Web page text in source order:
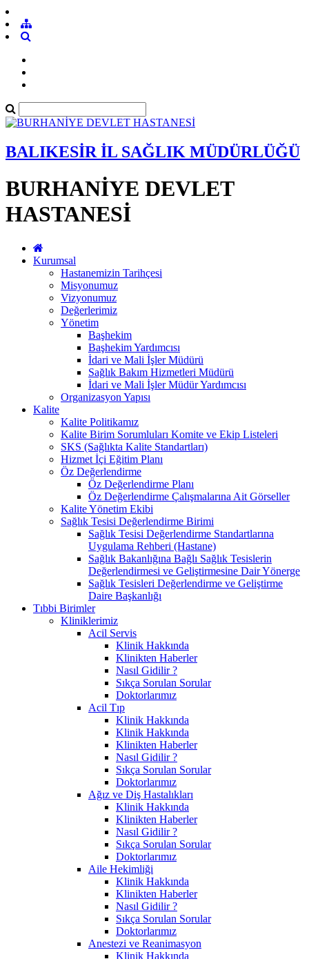
BALIKESİR İL SAĞLIK MÜDÜRLÜĞÜ
BURHANİYE DEVLET
HASTANESİ
Kurumsal
Hastanemizin Tarihçesi
Misyonumuz
Vizyonumuz
Değerlerimiz
Yönetim
Başhekim
Başhekim Yardımcısı
İdari ve Mali İşler Müdürü
Sağlık Bakım Hizmetleri Müdürü
İdari ve Mali İşler Müdür Yardımcısı
Organizasyon Yapısı
Kalite
Kalite Politikamız
Kalite Birim Sorumluları Komite ve Ekip Listeleri
SKS (Sağlıkta Kalite Standartları)
Hizmet İçi Eğitim Planı
Öz Değerlendirme
Öz Değerlendirme Planı
Öz Değerlendirme Çalışmalarına Ait Görseller
Kalite Yönetim Ekibi
Sağlık Tesisi Değerlendirme Birimi
Sağlık Tesisi Değerlendirme Standartlarına
Uygulama Rehberi (Hastane)
Sağlık Bakanlığına Bağlı Sağlık Tesislerin
Değerlendirmesi ve Geliştirmesine Dair Yönerge
Sağlık Tesisleri Değerlendirme ve Geliştirme
Daire Başkanlığı
Tıbbi Birimler
Kliniklerimiz
Acil Servis
Klinik Hakkında
Klinikten Haberler
Nasıl Gidilir ?
Sıkça Sorulan Sorular
Doktorlarımız
Acil Tıp
Klinik Hakkında
Klinik Hakkında
Klinikten Haberler
Nasıl Gidilir ?
Sıkça Sorulan Sorular
Doktorlarımız
Ağız ve Diş Hastalıkları
Klinik Hakkında
Klinikten Haberler
Nasıl Gidilir ?
Sıkça Sorulan Sorular
Doktorlarımız
Aile Hekimliği
Klinik Hakkında
Klinikten Haberler
Nasıl Gidilir ?
Sıkça Sorulan Sorular
Doktorlarımız
Anestezi ve Reanimasyon
Klinik Hakkında